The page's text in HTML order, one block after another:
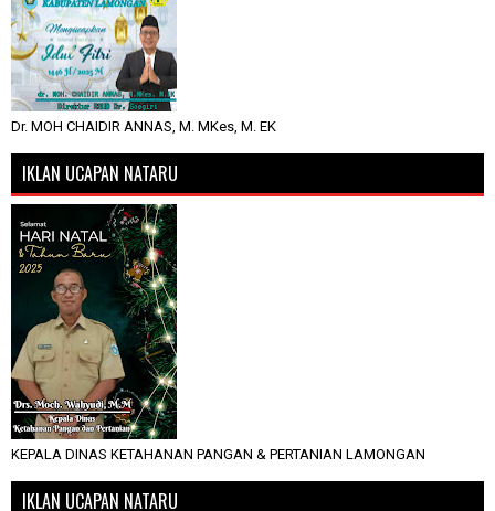
Dr. MOH CHAIDIR ANNAS, M. MKes, M. EK
IKLAN UCAPAN NATARU
KEPALA DINAS KETAHANAN PANGAN & PERTANIAN LAMONGAN
IKLAN UCAPAN NATARU